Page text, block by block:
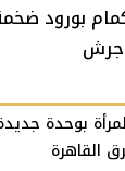
بورود
جرش
بوحدة
القاهرة